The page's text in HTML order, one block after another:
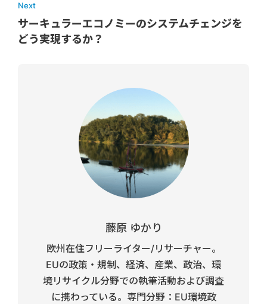
Next
サーキュラーエコノミーのシステムチェンジを
どう実現するか？
藤原 ゆかり
欧州在住フリーライター/リサーチャー。
EUの政策・規制、経済、産業、政治、環
境リサイクル分野での執筆活動および調査
に携わっている。専門分野：EU環境政